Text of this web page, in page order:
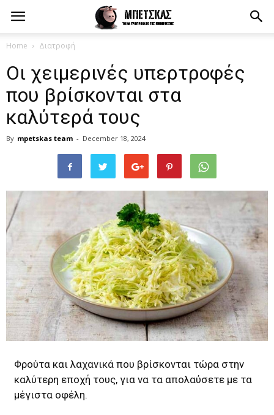
Home Διατροφή
Οι χειμερινές υπερτροφές
που βρίσκονται στα
καλύτερά τους
By mpetskas team - December 18, 2024
Φρούτα και λαχανικά που βρίσκονται τώρα στην
καλύτερη εποχή τους, για να τα απολαύσετε με τα
μέγιστα οφέλη.